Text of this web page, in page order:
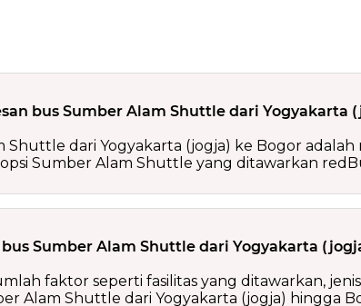
bus Sumber Alam Shuttle dari Yogyakarta
dari Yogyakarta (jogja) ke Bogor adalah
Sumber Alam Shuttle yang ditawarkan
Sumber Alam Shuttle dari Yogyakarta
faktor seperti fasilitas yang ditawarkan,
Alam Shuttle dari Yogyakarta (jogja) hingga